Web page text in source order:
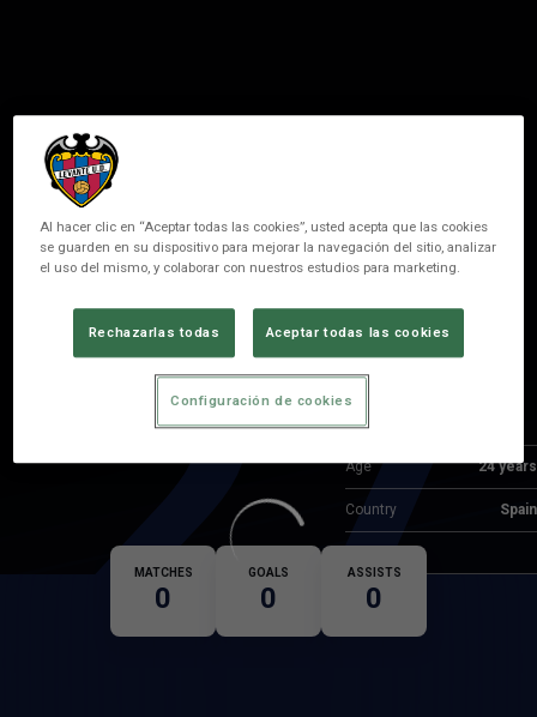
27
ANTÓN
POSITION
Birth
Age 24 years
Country Spain
MATCHES
0
GOALS
0
ASSISTS
0
Al hacer clic en “Aceptar todas las cookies”, usted acepta que las cookies
se guarden en su dispositivo para mejorar la navegación del sitio, analizar
el uso del mismo, y colaborar con nuestros estudios para marketing.
Rechazarlas todas Aceptar todas las cookies
Configuración de cookies